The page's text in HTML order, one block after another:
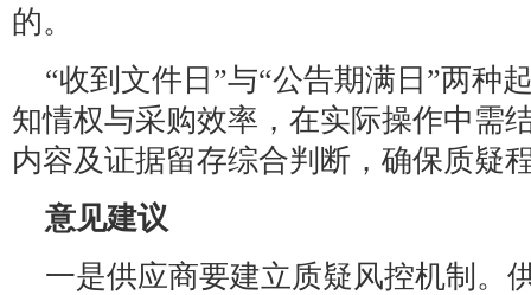
的。
“收到文件日”与“公告期满日”两种
知情权与采购效率，在实际操作中需
内容及证据留存综合判断，确保质疑
意见建议
一是供应商要建立质疑风控机制。